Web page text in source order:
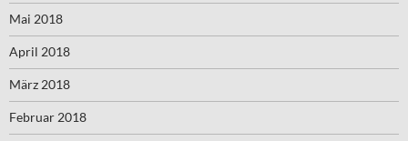
Mai 2018
April 2018
März 2018
Februar 2018